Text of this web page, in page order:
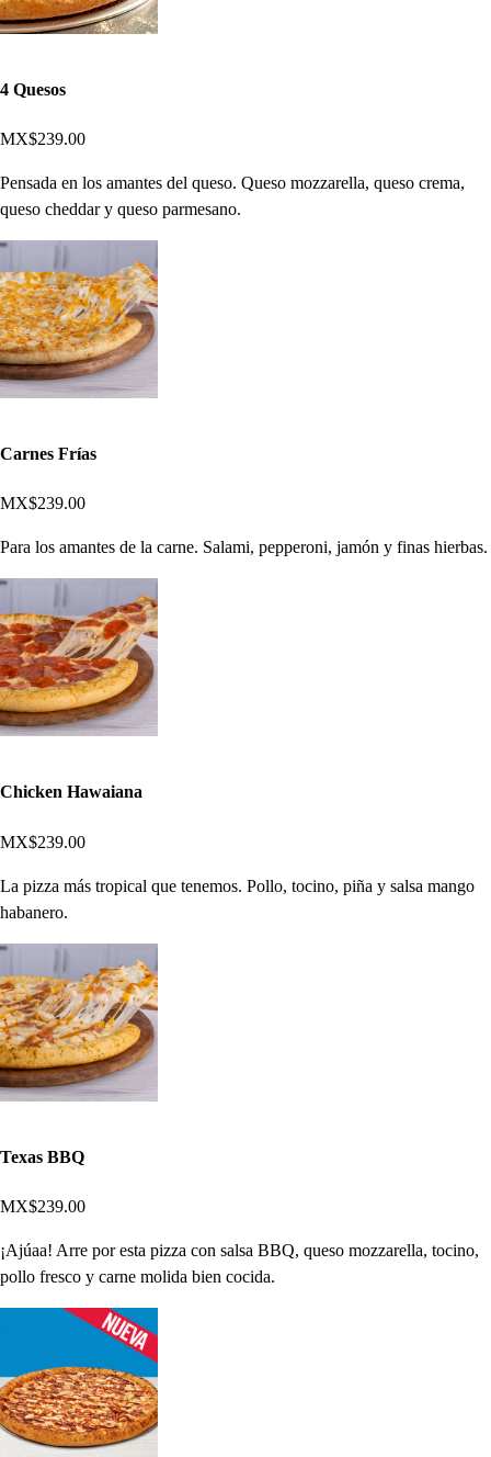
4 Quesos
MX$239.00
Pensada en los amantes del queso. Queso mozzarella, queso crema,
queso cheddar y queso parmesano.
Carnes Frías
MX$239.00
Para los amantes de la carne. Salami, pepperoni, jamón y finas hierbas.
Chicken Hawaiana
MX$239.00
La pizza más tropical que tenemos. Pollo, tocino, piña y salsa mango
habanero.
Texas BBQ
MX$239.00
¡Ajúaa! Arre por esta pizza con salsa BBQ, queso mozzarella, tocino,
pollo fresco y carne molida bien cocida.